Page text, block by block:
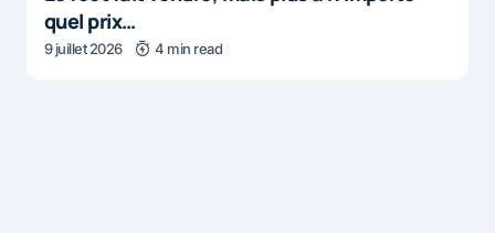
quel prix…
9 juillet 2026 4 min read